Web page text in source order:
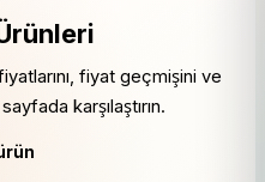
fiyat geçmişini ve
karşılaştırın.